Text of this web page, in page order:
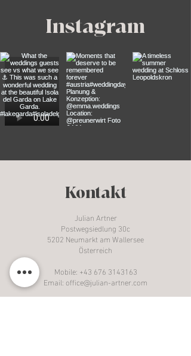
Instagram
Kontakt
Julian Artner
Postwegsiedlung 30c
5202 Neumarkt am Wallersee
Österreich
Mobile: +43 676 3143163
Email: office@julian-artner.com